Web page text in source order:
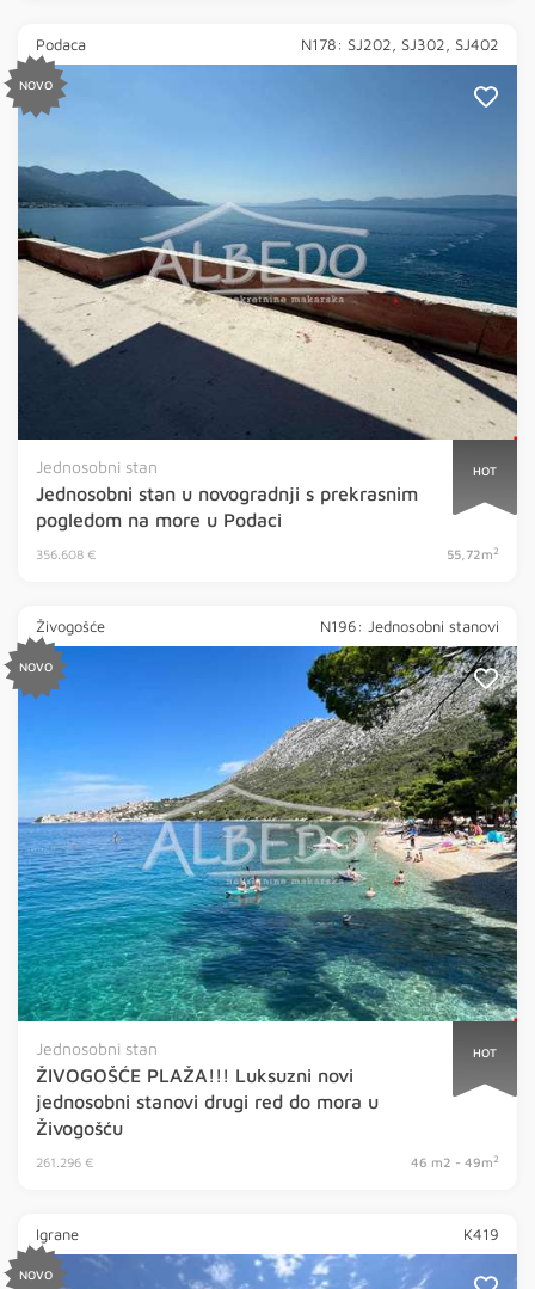
Podaca N178: SJ202, SJ302, SJ402
HOT
NOVO
Jednosobni stan
Jednosobni stan u novogradnji s prekrasnim
pogledom na more u Podaci
356.608 € 55,72m 2
Živogošće N196: Jednosobni stanovi
HOT
NOVO
Jednosobni stan
ŽIVOGOŠĆE PLAŽA!!! Luksuzni novi
jednosobni stanovi drugi red do mora u
Živogošću
261.296 € 46 m2 - 49m 2
Igrane K419
NOVO